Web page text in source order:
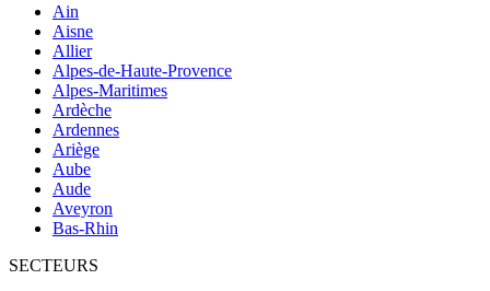
Ain
Aisne
Allier
Alpes-de-Haute-Provence
Alpes-Maritimes
Ardèche
Ardennes
Ariège
Aube
Aude
Aveyron
Bas-Rhin
SECTEURS